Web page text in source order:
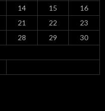
14 15
16
21 22
23
28 29
30